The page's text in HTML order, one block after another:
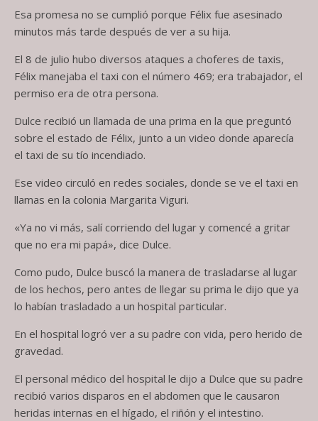
Esa promesa no se cumplió porque Félix fue asesinado
minutos más tarde después de ver a su hija.
El 8 de julio hubo diversos ataques a choferes de taxis,
Félix manejaba el taxi con el número 469; era trabajador, el
permiso era de otra persona.
Dulce recibió un llamada de una prima en la que preguntó
sobre el estado de Félix, junto a un video donde aparecía
el taxi de su tío incendiado.
Ese video circuló en redes sociales, donde se ve el taxi en
llamas en la colonia Margarita Viguri.
«Ya no vi más, salí corriendo del lugar y comencé a gritar
que no era mi papá», dice Dulce.
Como pudo, Dulce buscó la manera de trasladarse al lugar
de los hechos, pero antes de llegar su prima le dijo que ya
lo habían trasladado a un hospital particular.
En el hospital logró ver a su padre con vida, pero herido de
gravedad.
El personal médico del hospital le dijo a Dulce que su padre
recibió varios disparos en el abdomen que le causaron
heridas internas en el hígado, el riñón y el intestino.